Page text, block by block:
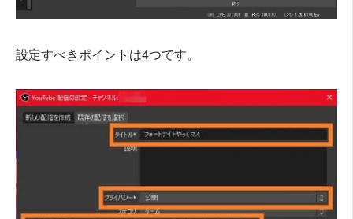
設定すべきポイントは4つです。